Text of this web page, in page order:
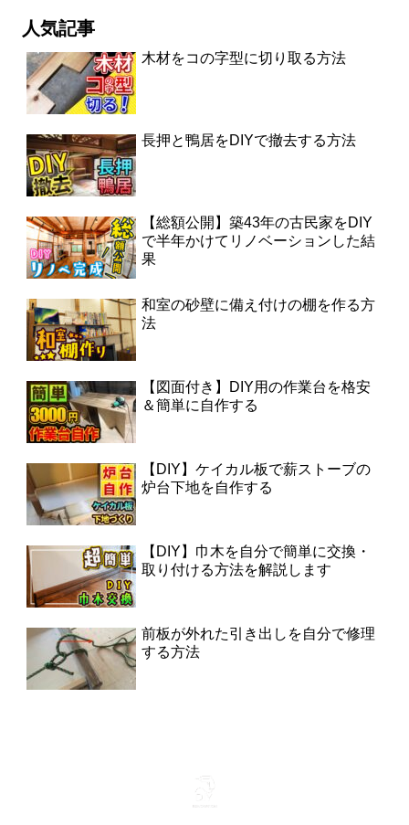
人気記事
木材をコの字型に切り取る方法
長押と鴨居をDIYで撤去する方法
【総額公開】築43年の古民家をDIY
で半年かけてリノベーションした結
果
和室の砂壁に備え付けの棚を作る方
法
【図面付き】DIY用の作業台を格安
＆簡単に自作する
【DIY】ケイカル板で薪ストーブの
炉台下地を自作する
【DIY】巾木を自分で簡単に交換・
取り付ける方法を解説します
前板が外れた引き出しを自分で修理
する方法